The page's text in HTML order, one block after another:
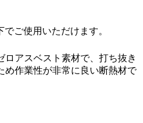
ご使用いただけます。
ロアスベスト素材で、打ち抜き
め作業性が非常に良い断熱材で